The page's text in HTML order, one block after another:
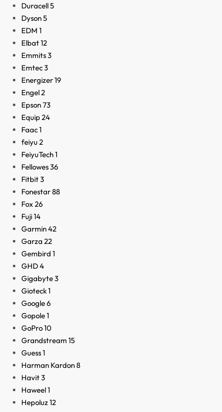
Duracell5
Dyson5
EDM 1
Elbat12
Emmits3
Emtec3
Energizer19
Engel2
Epson73
Equip24
Faac1
feiyu 2
FeiyuTech1
Fellowes36
Fitbit3
Fonestar88
Fox 26
Fuji14
Garmin42
Garza 22
Gembird 1
GHD4
Gigabyte3
Gioteck1
Google6
Gopole1
GoPro10
Grandstream 15
Guess1
Harman Kardon8
Havit3
Haweel1
Hepoluz12